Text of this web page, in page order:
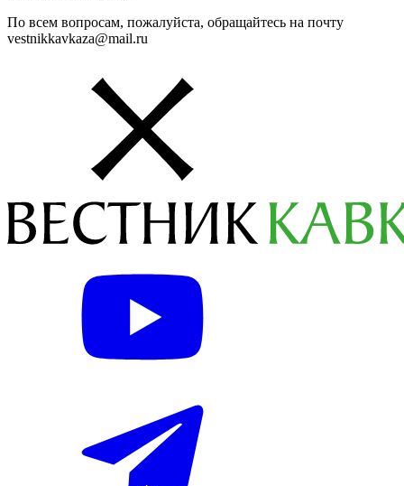
По всем вопросам, пожалуйста, обращайтесь на почту
vestnikkavkaza@mail.ru